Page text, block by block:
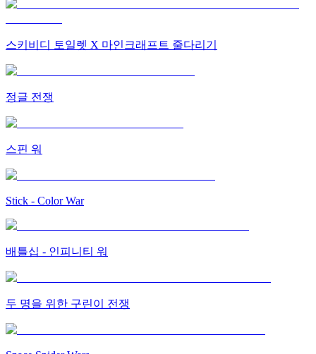
스키비디 토일렛 X 마인크래프트 줄다리기
정글 전쟁
스핀 워
Stick - Color War
배틀십 - 인피니티 워
두 명을 위한 구린이 전쟁